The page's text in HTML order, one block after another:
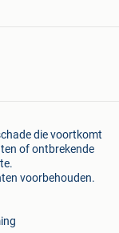
die voortkomt
of ontbrekende
voorbehouden.